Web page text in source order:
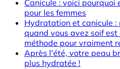
Canicule : voici pourquoi
pour les femmes
Hydratation et canicule
quand vous avez soif
méthode pour vraiment
Après l'été, votre peau
plus hydratée !